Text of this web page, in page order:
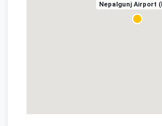
Nepalgunj Airport